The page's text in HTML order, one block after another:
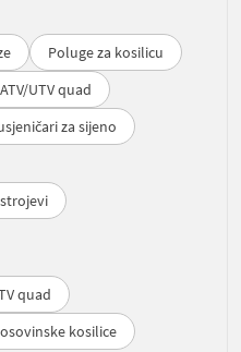
Poluge za kosilicu
ATV/UTV quad
za sijeno
quad
kosilice